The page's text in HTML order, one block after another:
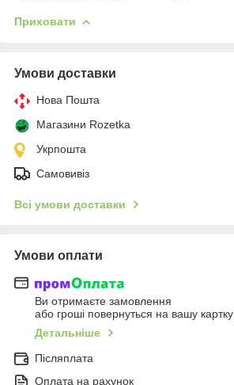
Приховати
Умови доставки
Нова Пошта
Магазини Rozetka
Укрпошта
Самовивіз
Всі умови доставки
Умови оплати
Ви отримаєте замовлення
або гроші повернуться на вашу картку
Детальніше
Післяплата
Оплата на рахунок